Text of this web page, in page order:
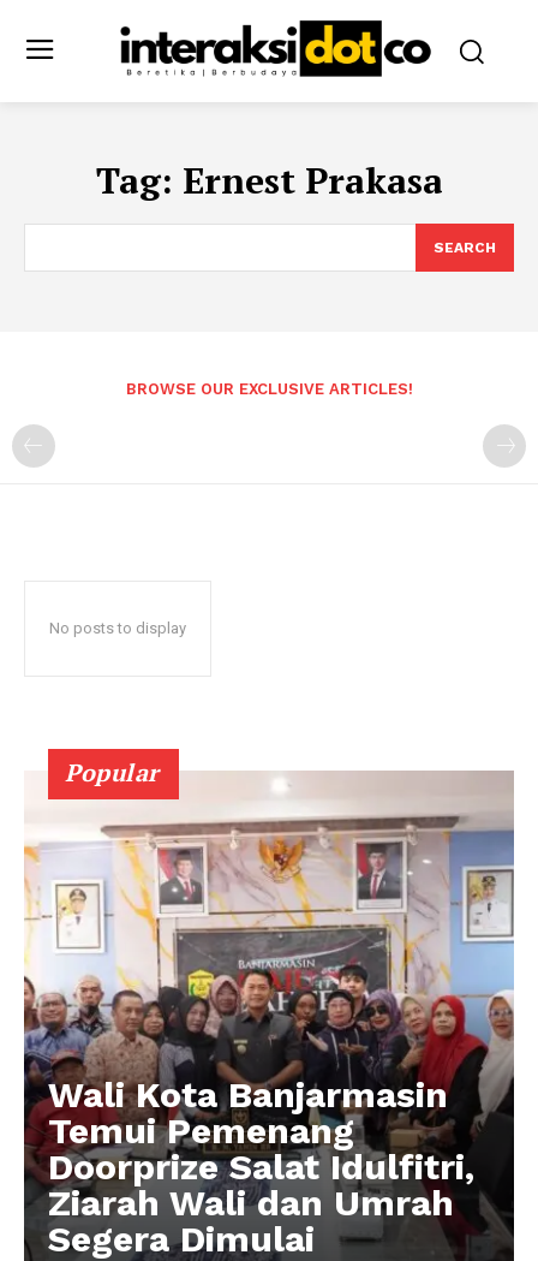
Tag: Ernest Prakasa
SEARCH
BROWSE OUR EXCLUSIVE ARTICLES!
No posts to display
Popular
Wali Kota Banjarmasin
Temui Pemenang
Doorprize Salat Idulfitri,
Ziarah Wali dan Umrah
Segera Dimulai